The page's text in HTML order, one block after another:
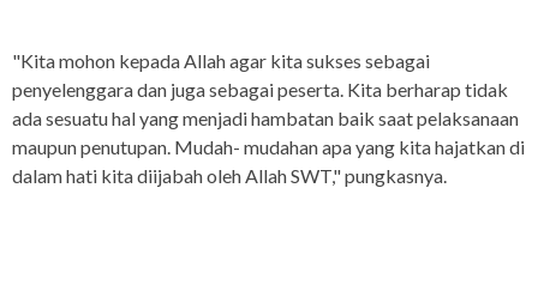
"Kita mohon kepada Allah agar kita sukses sebagai
penyelenggara dan juga sebagai peserta. Kita berharap tidak
ada sesuatu hal yang menjadi hambatan baik saat pelaksanaan
maupun penutupan. Mudah- mudahan apa yang kita hajatkan di
dalam hati kita diijabah oleh Allah SWT," pungkasnya.